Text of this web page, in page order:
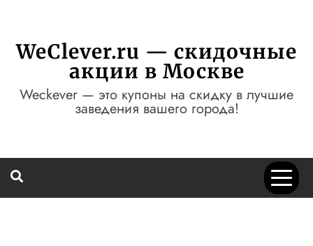
содержимому
WeClever.ru — скидочные
акции в Москве
Weckever — это купоны на скидку в лучшие
заведения вашего города!